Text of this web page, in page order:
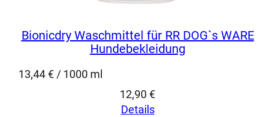
Bionicdry Waschmittel für RR DOG`s WARE
Hundebekleidung
13,44€/ 1000 ml
12,90 €
Details